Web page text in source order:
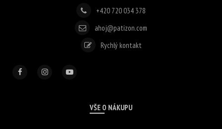
+420 720 034 378
ahoj@patizon.com
Rychlý kontakt
VŠE O NÁKUPU